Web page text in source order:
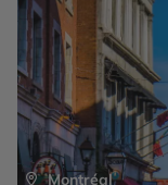
Montréal